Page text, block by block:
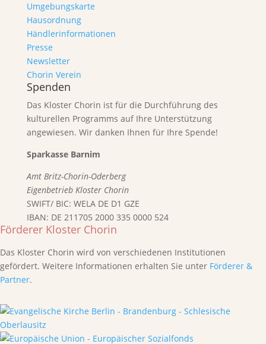
Umgebungskarte
Hausordnung
Händlerinformationen
Presse
Newsletter
Chorin Verein
Spenden
Das Kloster Chorin ist für die Durchführung des
kulturellen Programms auf Ihre Unterstützung
angewiesen. Wir danken Ihnen für Ihre Spende!
Sparkasse Barnim
Amt Britz-Chorin-Oderberg
Eigenbetrieb Kloster Chorin
SWIFT/ BIC: WELA DE D1 GZE
IBAN: DE 211705 2000 335 0000 524
Förderer Kloster Chorin
Das Kloster Chorin wird von verschiedenen Institutionen
gefördert. Weitere Informationen erhalten Sie unter Förderer &
Partner.